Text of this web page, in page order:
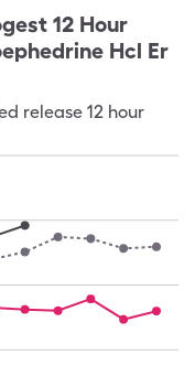
12 Hour
Hcl Er
release 12 hour